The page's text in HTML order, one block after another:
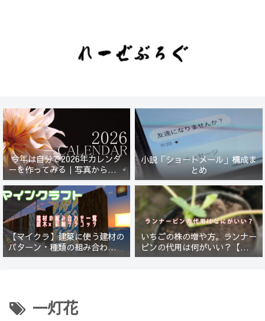
今年は自分で2026年カレンダ
ーを作ってみる｜写真から始ま
る小さなプロジェクト【一灯
花】
小説「ショートメール」構成ま
とめ
【マイクラ】建築に使う建材の
パターン・種類の組み合わせ一
覧！原木×彩釉テラコッタ編
いちごの株の増や方。ランナー
ピンの代用は何がいい？【５年
放置したイチゴは復活するの
一灯花